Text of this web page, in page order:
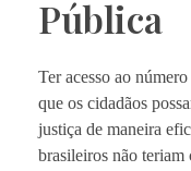
Pública
Ter acesso ao
que os cidadãos
justiça de maneira
brasileiros não teriam